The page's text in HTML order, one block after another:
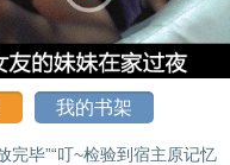
我的书架
完毕”“叮~检验到宿主原记忆